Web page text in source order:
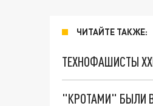
ЧИТАЙТЕ ТАКЖЕ:
ТЕХНОФАШИСТЫ
"КРОТАМИ" БЫЛИ